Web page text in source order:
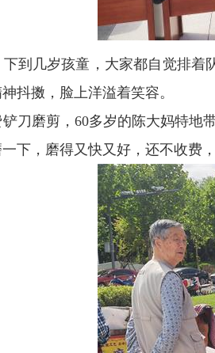
到几岁孩童，大家都自觉排
抖擞，脸上洋溢着笑容。
刀磨剪，60多岁的陈大妈特地
下，磨得又快又好，还不收费